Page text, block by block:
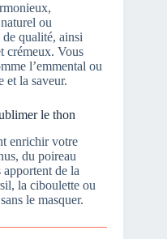
ou
qualité, ainsi
crémeux. Vous
l’emmental ou
et la saveur.
le thon
enrichir votre
du poireau
apportent de la
la ciboulette ou
le masquer.